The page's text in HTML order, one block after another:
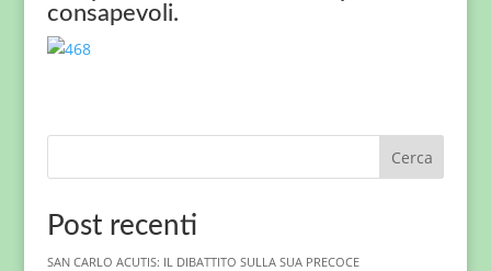
consapevoli.
Cerca
Post recenti
SAN CARLO ACUTIS: IL DIBATTITO SULLA SUA PRECOCE